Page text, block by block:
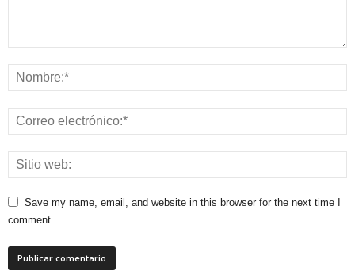
Save my name, email, and website in this browser for the next time I
comment.